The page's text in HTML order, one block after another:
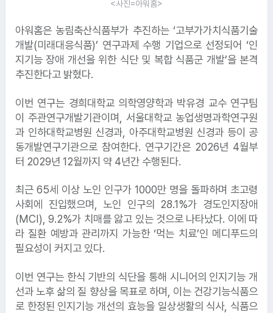
<사진=아워홈>
아워홈은 농림축산식품부가 추진하는 ‘고부가가치식품기술
개발(미래대응식품)’ 연구과제 수행 기업으로 선정되어 ‘인
지기능 장애 개선을 위한 식단 및 복합 식품군 개발’을 본격
추진한다고 밝혔다.
이번 연구는 경희대학교 의학영양학과 박유경 교수 연구팀
이 주관연구개발기관이며, 서울대학교 농업생명과학연구원
과 인하대학교병원 신경과, 아주대학교병원 신경과 등이 공
동개발연구기관으로 참여한다. 연구기간은 2026년 4월부
터 2029년 12월까지 약 4년간 수행된다.
최근 65세 이상 노인 인구가 1000만 명을 돌파하며 초고령
사회에 진입했으며, 노인 인구의 28.1%가 경도인지장애
(MCI), 9.2%가 치매를 앓고 있는 것으로 나타났다. 이에 따
라 질환 예방과 관리까지 가능한 ‘먹는 치료’인 메디푸드의
필요성이 커지고 있다.
이번 연구는 한식 기반의 식단을 통해 시니어의 인지기능 개
선과 노후 삶의 질 향상을 목표로 하며, 이는 건강기능식품으
로 한정된 인지기능 개선의 효능을 일상생활의 식사, 식품으